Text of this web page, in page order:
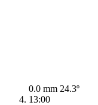
0.0 mm 24.3º
13:00